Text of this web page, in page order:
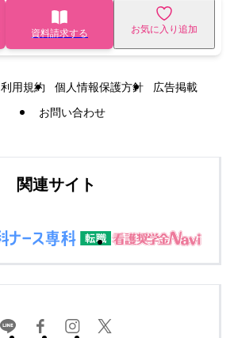
資料請求する お気に入り追加
利用規約 個人情報保護方針
広告掲載
お問い合わせ
関連サイト